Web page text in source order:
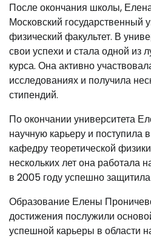
После окончания школы,
Московский государственный
физический факультет. В
свои успехи и стала одной из
курса. Она активно
исследованиях и получила
стипендий.
По окончании университета
научную карьеру и поступила
кафедру теоретической
нескольких лет она работала
в 2005 году успешно
Образование Елены
достижения послужили
успешной карьеры в области